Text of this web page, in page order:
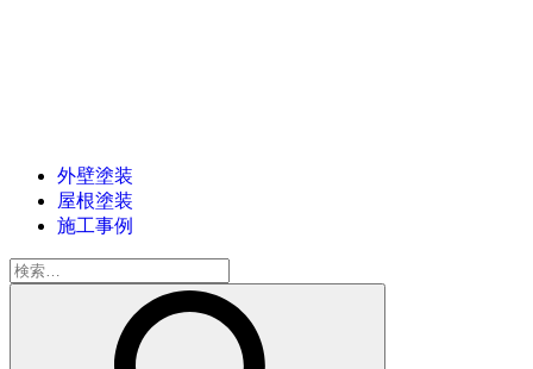
外壁塗装
屋根塗装
施工事例
検
索: